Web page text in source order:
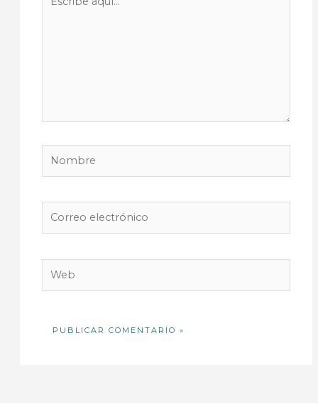
aquí...
electrónico